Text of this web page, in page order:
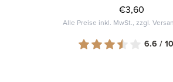
€3,60
Alle Preise inkl. MwSt., zzgl.
6.6 / 10